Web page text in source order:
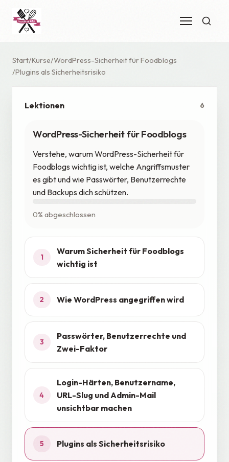
Start Kurse WordPress-Sicherheit für Foodblogs
Plugins als Sicherheitsrisiko
Lektionen 6
WordPress-Sicherheit für Foodblogs
Verstehe, warum WordPress-Sicherheit für
Foodblogs wichtig ist, welche Angriffsmuster
es gibt und wie Passwörter, Benutzerrechte
und Backups dich schützen.
0% abgeschlossen
1
Warum Sicherheit für Foodblogs
wichtig ist
2 Wie WordPress angegriffen wird
3
Passwörter, Benutzerrechte und
Zwei-Faktor
4
Login-Härten, Benutzername,
URL-Slug und Admin-Mail
unsichtbar machen
5 Plugins als Sicherheitsrisiko